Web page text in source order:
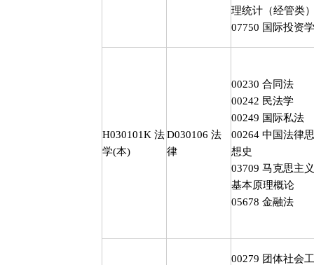
理统计（经管类
07750 国际投资学
H030101K 法
学(本)
D030106 法
律
00230 合同法
00242 民法学
00249 国际私法
00264 中国法律思
想史
03709 马克思主义
基本原理概论
05678 金融法
00279 团体社会工